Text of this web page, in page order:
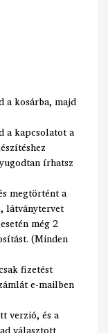
a kosárba, majd
a kapcsolatot a
írhatsz
megtörtént a
látványtervet
még 2
(Minden
fizetést
e-mailben
verzió, és a